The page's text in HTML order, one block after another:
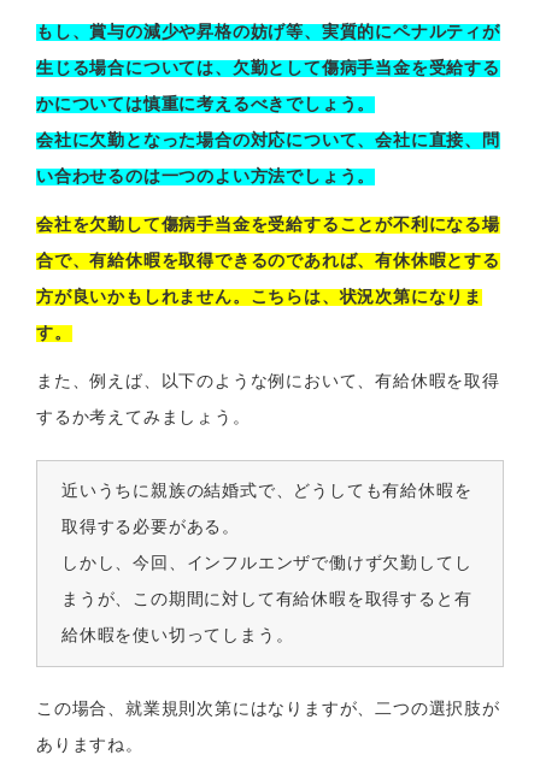
もし、賞与の減少や昇格の妨げ等、実質的にペナルティが
生じる場合については、欠勤として傷病手当金を受給する
かについては慎重に考えるべきでしょう。
会社に欠勤となった場合の対応について、会社に直接、問
い合わせるのは一つのよい方法でしょう。
会社を欠勤して傷病手当金を受給することが不利になる場
合で、有給休暇を取得できるのであれば、有休休暇とする
方が良いかもしれません。 こちらは、状況次第になりま
す。
また、例えば、以下のような例において、有給休暇を取得
するか考えてみましょう。
近いうちに親族の結婚式で、どうしても有給休暇を
取得する必要がある。
しかし、今回、インフルエンザで働けず欠勤してし
まうが、この期間に対して有給休暇を取得すると有
給休暇を使い切ってしまう。
この場合、就業規則次第にはなりますが、二つの選択肢が
ありますね。